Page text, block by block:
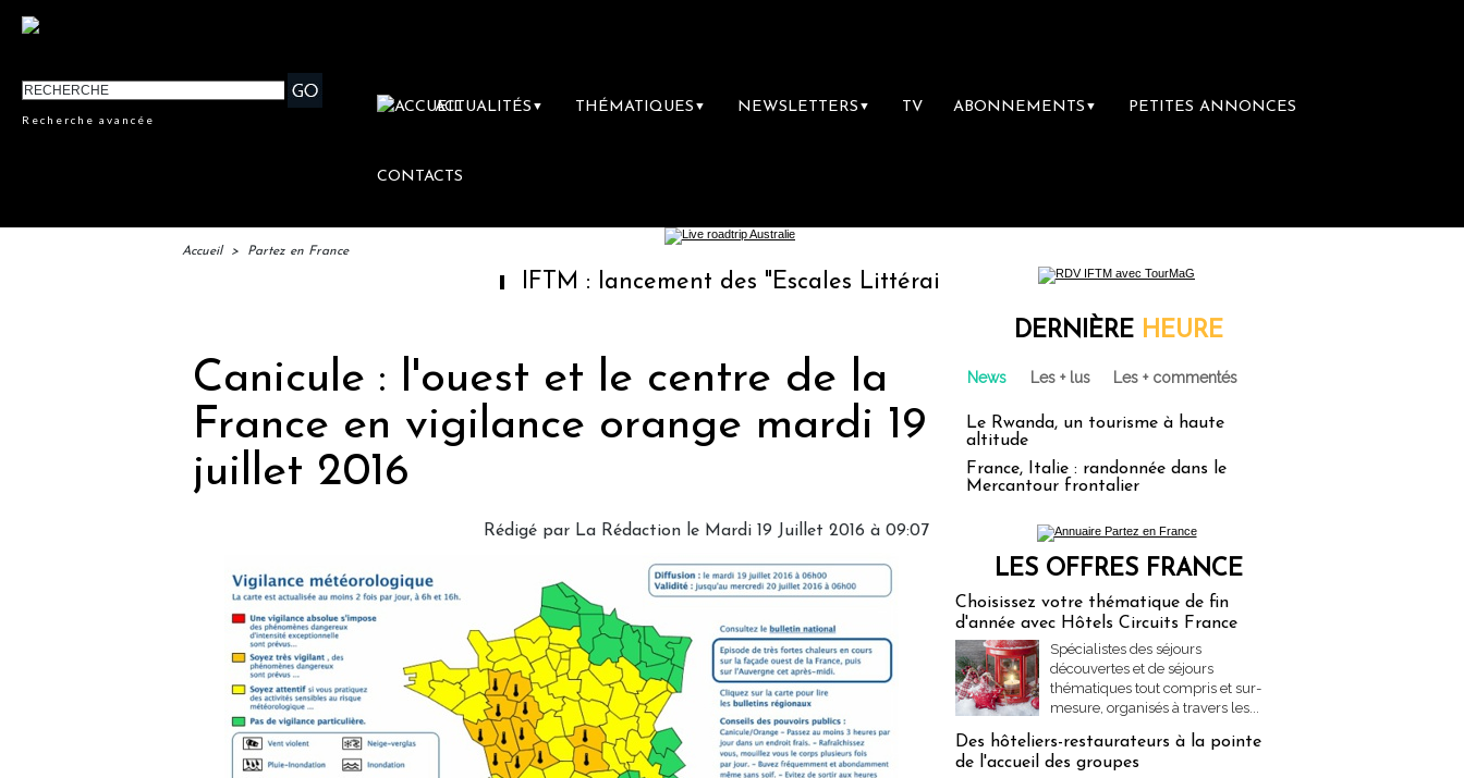
Recherche avancée
ACTUALITÉS ▼ THÉMATIQUES ▼ NEWSLETTERS ▼ TV ABONNEMENTS ▼ PETITES ANNONCES
CONTACTS
Accueil > Partez en France
IFTM : lancement des "Escales Littéraires", la première librairie du voyage
Canicule : l'ouest et le centre de la
France en vigilance orange mardi 19
juillet 2016
Rédigé par La Rédaction le Mardi 19 Juillet 2016 à 09:07
DERNIÈRE HEURE
News Les + lus Les + commentés
Le Rwanda, un tourisme à haute
altitude
France, Italie : randonnée dans le
Mercantour frontalier
LES OFFRES FRANCE
Choisissez votre thématique de fin
d'année avec Hôtels Circuits France
Spécialistes des séjours
découvertes et de séjours
thématiques tout compris et sur-
mesure, organisés à travers les...
Des hôteliers-restaurateurs à la pointe
de l'accueil des groupes